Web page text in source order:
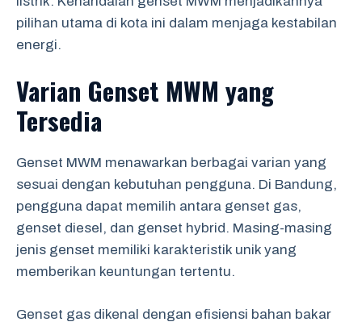
pilihan utama di kota ini dalam menjaga kestabilan
energi.
Varian Genset MWM yang
Tersedia
Genset MWM menawarkan berbagai varian yang
sesuai dengan kebutuhan pengguna. Di Bandung,
pengguna dapat memilih antara genset gas,
genset diesel, dan genset hybrid. Masing-masing
jenis genset memiliki karakteristik unik yang
memberikan keuntungan tertentu.
Genset gas dikenal dengan efisiensi bahan bakar